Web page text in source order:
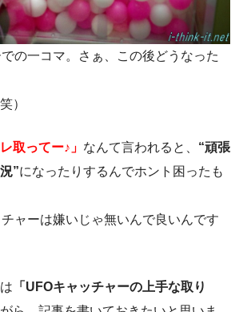
の一コマ。さぁ、この後どうなった
）
取ってー♪」 なんて言われると、 “頑張
”になったりするんでホント困ったも
ャーは嫌いじゃ無いんで良いんです
「UFOキャッチャーの上手な取り